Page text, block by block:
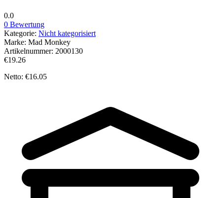
0.0
0 Bewertung
Kategorie: Nicht kategorisiert
Marke: Mad Monkey
Artikelnummer: 2000130
€19.26
Netto: €16.05